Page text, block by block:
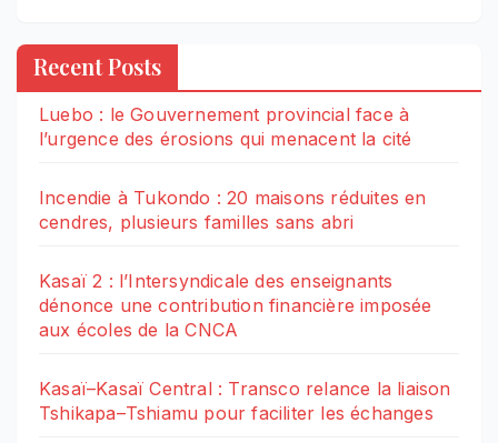
Recent Posts
Luebo : le Gouvernement provincial face à
l’urgence des érosions qui menacent la cité
Incendie à Tukondo : 20 maisons réduites en
cendres, plusieurs familles sans abri
Kasaï 2 : l’Intersyndicale des enseignants
dénonce une contribution financière imposée
aux écoles de la CNCA
Kasaï–Kasaï Central : Transco relance la liaison
Tshikapa–Tshiamu pour faciliter les échanges